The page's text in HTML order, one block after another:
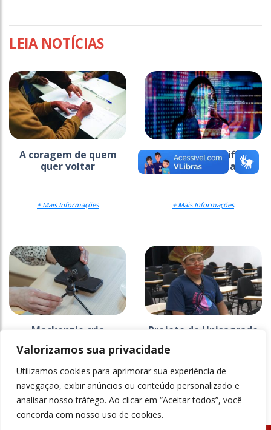
Valorizamos sua privacidade
Utilizamos cookies para aprimorar sua experiência de
navegação, exibir anúncios ou conteúdo personalizado e
analisar nosso tráfego. Ao clicar em “Aceitar todos”, você
concorda com nosso uso de cookies.
LEIA NOTÍCIAS
A coragem de quem
quer voltar
+ Mais Informações
Inteligência artificial
pede mão na massa
+ Mais Informações
Mackenzie cria
comunicar a ciência
+ Mais Informações
Projeto do Unisagrado
documentário
+ Mais Informações